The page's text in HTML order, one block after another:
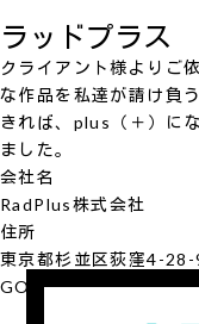
ラッドプラス
クライアント様よりご
な作品を私達が請け負
きれば、plus（＋）に
ました。
会社名
RadPlus株式会社
住所
東京都杉並区荻窪4-
GOOGLE MAP